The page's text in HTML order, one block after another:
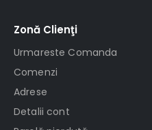
Zonă Clienţi
Urmareste Comanda
Comenzi
Adrese
Detalii cont